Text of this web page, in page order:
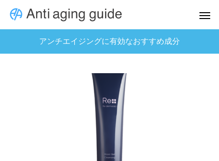
アンチエイジングに有効なおすすめ成分